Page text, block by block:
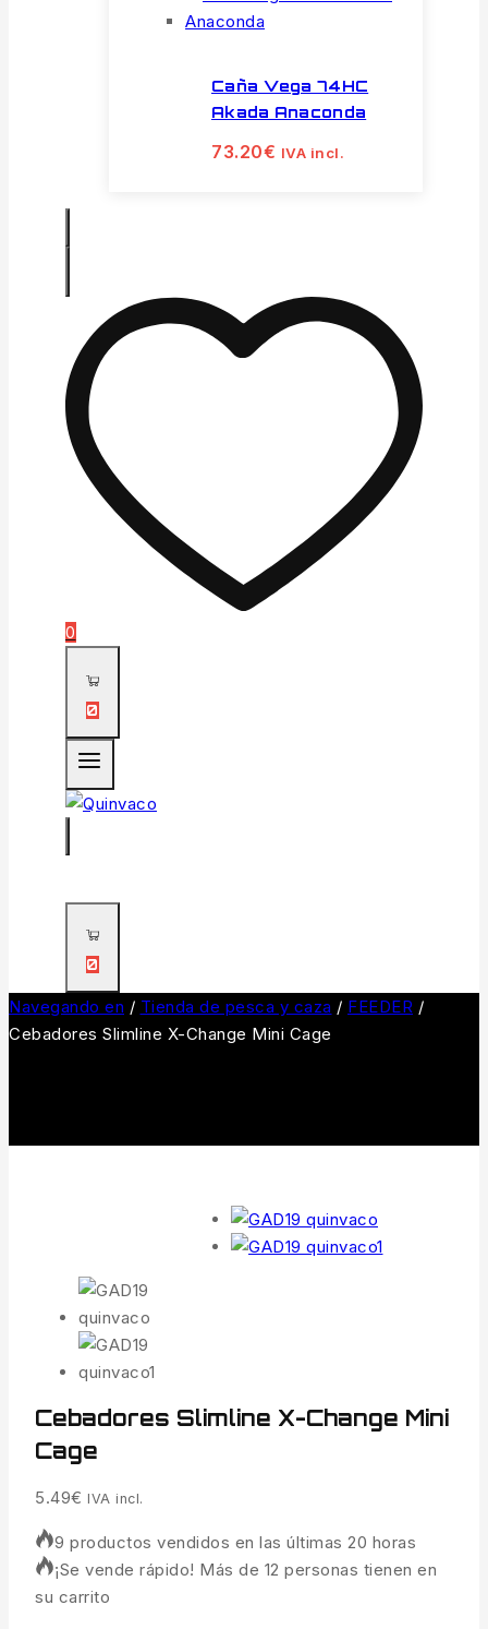
Caña Vega 74HC
Akada Anaconda
73.20€ IVA incl.
0
0
0
Navegando en / Tienda de pesca y caza / FEEDER /
Cebadores Slimline X-Change Mini Cage
Cebadores Slimline X-Change Mini
Cage
5.49€ IVA incl.
9 productos vendidos en las últimas 20 horas
¡Se vende rápido! Más de 12 personas tienen en
su carrito